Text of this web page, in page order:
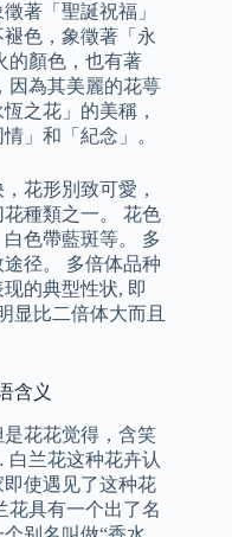
著「聖誕祝福」
色，象徵著「永
的顏色，也有著
因為其美麗的花萼
之花」的美稱，
」和「紀念」。
花形別致可愛，
種類之一。 花色
色帶藍斑等。 多
径。 多倍体品种
的典型性状, 即
显比二倍体大而且
含义
花花觉得，含笑
兰花这种花卉认
使遇见了这种花
花具有一个出了名